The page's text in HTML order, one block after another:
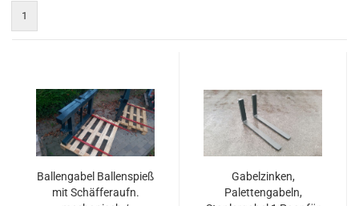
1
Ballengabel Ballenspieß
mit Schäfferaufn.
Gabelzinken,
Palettengabeln,